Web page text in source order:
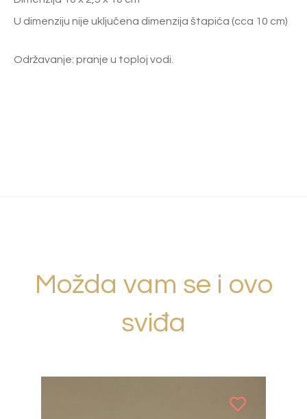
U dimenziju nije uključena dimenzija štapića (cca 10 cm)
Održavanje: pranje u toploj vodi.
Možda vam se i ovo
sviđa